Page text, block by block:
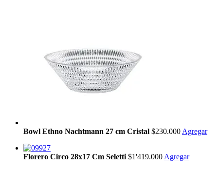
Bowl Ethno Nachtmann 27 cm Cristal $230.000 Agregar
Florero Circo 28x17 Cm Seletti $1'419.000 Agregar